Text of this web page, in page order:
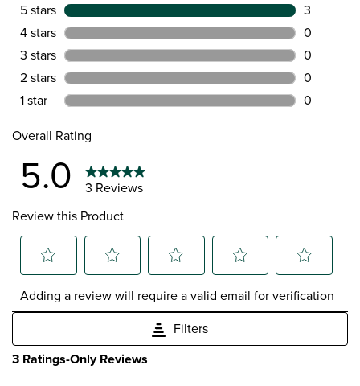
5 stars stars
3
3
4 stars stars
0
0
3 stars stars
0
0
2 stars stars
0
0
1 star stars
0
Overall Rating
5.0
3 Reviews
Review this Product
to
rate
item
with
to
rate
item
with
to
rate
the
item
to
rate
item
to
rate
item
Adding a review will require a valid email for verification
Filters
1
3 Ratings-Only Reviews